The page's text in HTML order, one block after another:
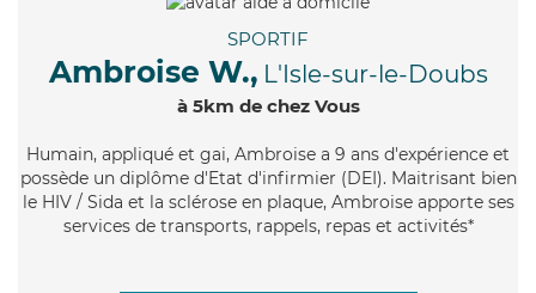
SPORTIF
Ambroise W., L'Isle-sur-le-Doubs
à 5km de chez Vous
Humain, appliqué et gai, Ambroise a 9 ans d'expérience et
possède un diplôme d'Etat d'infirmier (DEI). Maitrisant bien
le HIV / Sida et la sclérose en plaque, Ambroise apporte ses
services de transports, rappels, repas et activités*